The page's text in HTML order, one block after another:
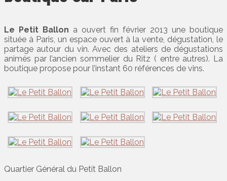
Le Petit Ballon a ouvert fin février 2013 une boutique
située à Paris, un espace ouvert à la vente, dégustation, le
partage autour du vin. Avec des ateliers de dégustations
animés par l’ancien sommelier du Ritz ( entre autres). La
boutique propose pour l’instant 60 références de vins.
Quartier Général du Petit Ballon